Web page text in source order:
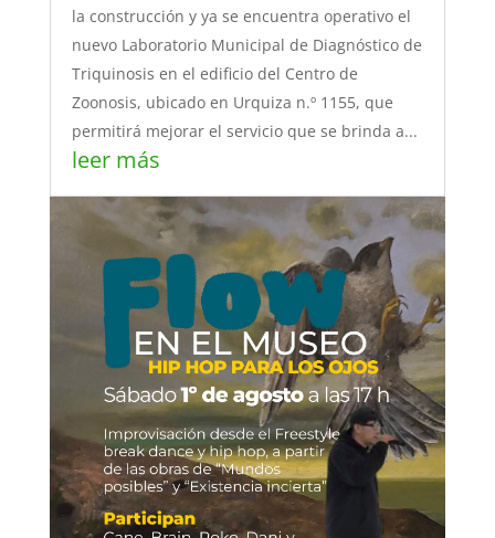
la construcción y ya se encuentra operativo el
nuevo Laboratorio Municipal de Diagnóstico de
Triquinosis en el edificio del Centro de
Zoonosis, ubicado en Urquiza n.º 1155, que
permitirá mejorar el servicio que se brinda a...
leer más